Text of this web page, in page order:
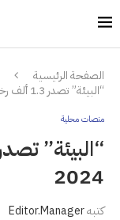
الصفحة الرئيسية
“البيئة” تصدر 1.3 ألف رخصة مياه في 2024
منصات محلية
2024
كتبهEditor.manager